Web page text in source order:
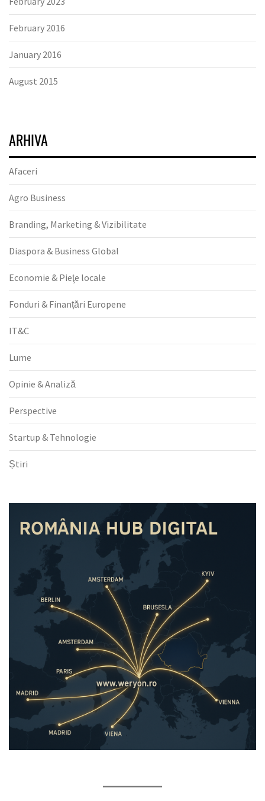
February 2016
January 2016
August 2015
ARHIVA
Afaceri
Agro Business
Branding, Marketing & Vizibilitate
Diaspora & Business Global
Economie & Pieţe locale
Fonduri & Finanțări Europene
IT&C
Lume
Opinie & Analiză
Perspective
Startup & Tehnologie
Știri